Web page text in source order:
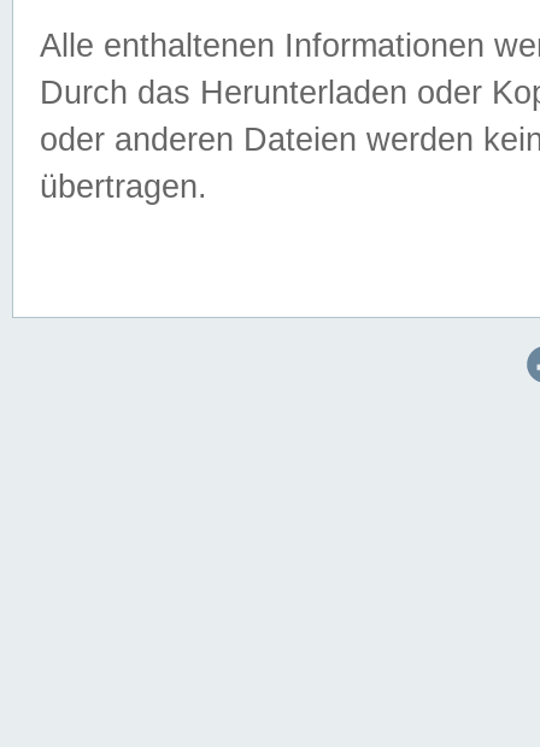
Alle enthaltenen Informationen
Durch das Herunterladen oder
oder anderen Dateien werden
übertragen.